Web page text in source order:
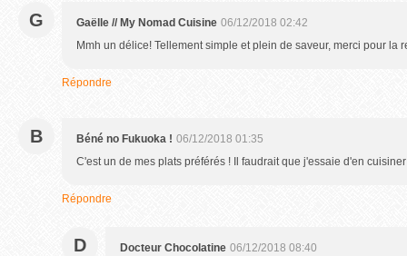
G Gaëlle // My Nomad Cuisine 06/12/2018 02:42
Mmh un délice! Tellement simple et plein de saveur, merci pour la
Répondre
B Béné no Fukuoka ! 06/12/2018 01:35
C'est un de mes plats préférés ! Il faudrait que j'essaie d'en
Répondre
D Docteur Chocolatine 06/12/2018 08:40